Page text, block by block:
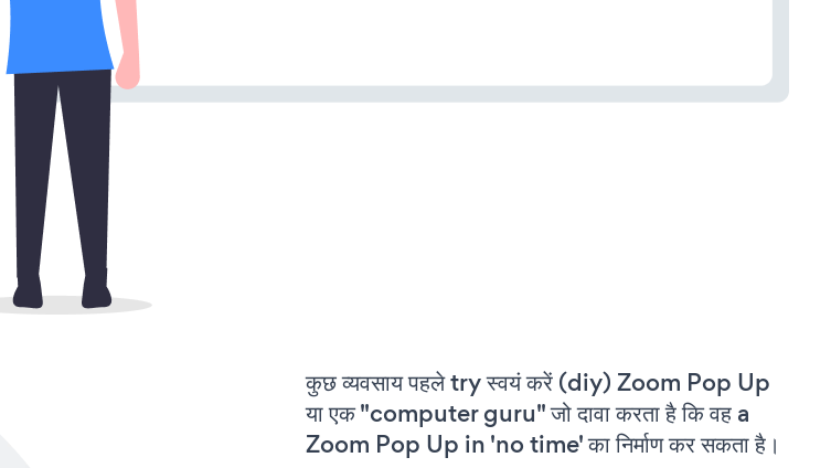
कुछ व्यवसाय पहले try स्वयं करें (diy) Zoom Pop Up
या एक "computer guru" जो दावा करता है कि वह a
Zoom Pop Up in 'no time' का निर्माण कर सकता है।